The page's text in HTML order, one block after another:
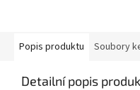
Popis produktu Soubory
Detailní popis